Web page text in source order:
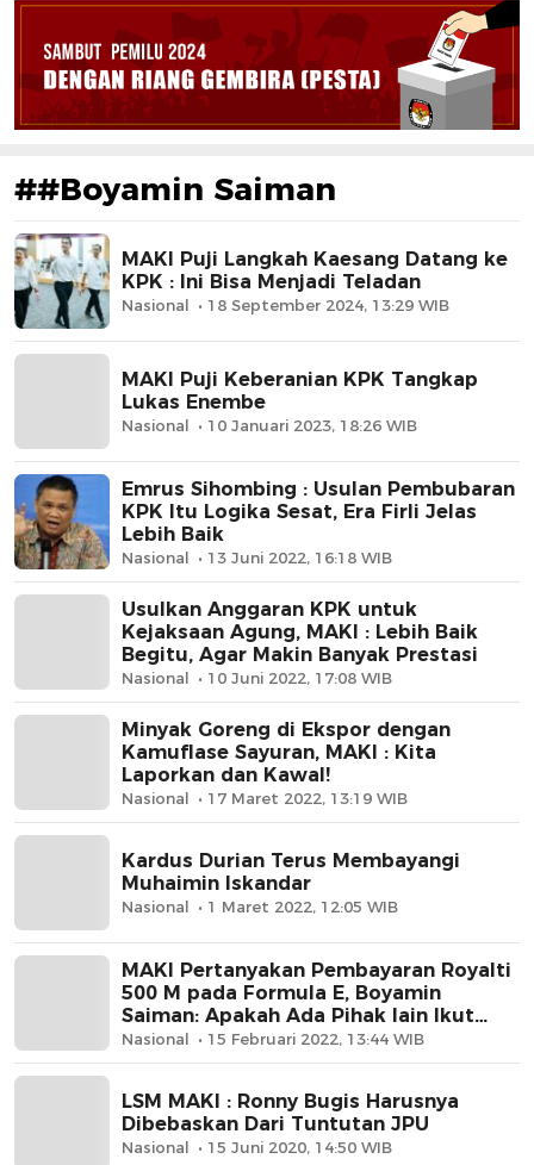
##Boyamin Saiman
MAKI Puji Langkah Kaesang Datang ke
KPK : Ini Bisa Menjadi Teladan
Nasional 18 September 2024, 13:29 WIB
MAKI Puji Keberanian KPK Tangkap
Lukas Enembe
Nasional 10 Januari 2023, 18:26 WIB
Emrus Sihombing : Usulan Pembubaran
KPK Itu Logika Sesat, Era Firli Jelas
Lebih Baik
Nasional 13 Juni 2022, 16:18 WIB
Usulkan Anggaran KPK untuk
Kejaksaan Agung, MAKI : Lebih Baik
Begitu, Agar Makin Banyak Prestasi
Nasional 10 Juni 2022, 17:08 WIB
Minyak Goreng di Ekspor dengan
Kamuflase Sayuran, MAKI : Kita
Laporkan dan Kawal!
Nasional 17 Maret 2022, 13:19 WIB
Kardus Durian Terus Membayangi
Muhaimin Iskandar
Nasional 1 Maret 2022, 12:05 WIB
MAKI Pertanyakan Pembayaran Royalti
500 M pada Formula E, Boyamin
Saiman: Apakah Ada Pihak lain Ikut
Menikmati Selain FEO ?
Nasional 15 Februari 2022, 13:44 WIB
LSM MAKI : Ronny Bugis Harusnya
Dibebaskan Dari Tuntutan JPU
Nasional 15 Juni 2020, 14:50 WIB